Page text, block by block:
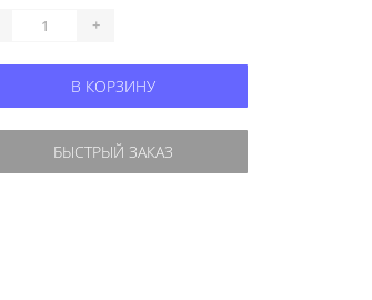
+
В КОРЗИНУ
БЫСТРЫЙ ЗАКАЗ